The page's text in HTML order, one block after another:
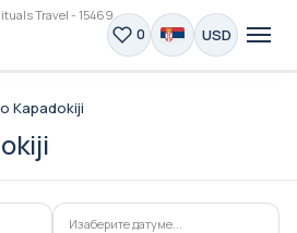
Travel - 15469
0 USD
Kapadokiji
Изаберите датуме...